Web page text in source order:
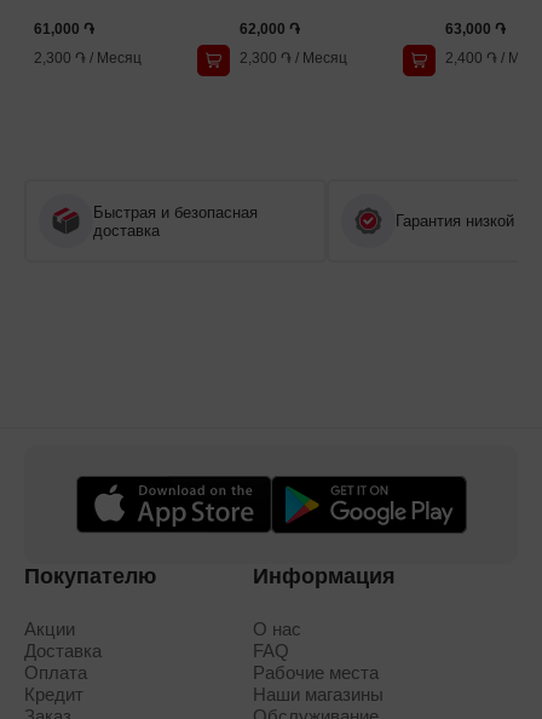
61,000 ֏
2,300 ֏ / Месяц
62,000 ֏
2,300 ֏ / Месяц
63,000 ֏
2,400 ֏ /
Быстрая и безопасная
доставка
Гарантия низкой
Покупателю
Акции
Доставка
Оплата
Кредит
Информация
О нас
FAQ
Рабочие места
Наши магазины